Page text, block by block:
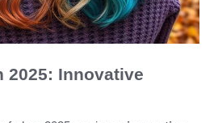
2025: Innovative